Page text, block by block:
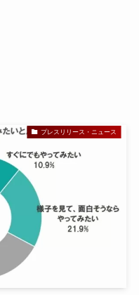
プレスリリース・ニュース